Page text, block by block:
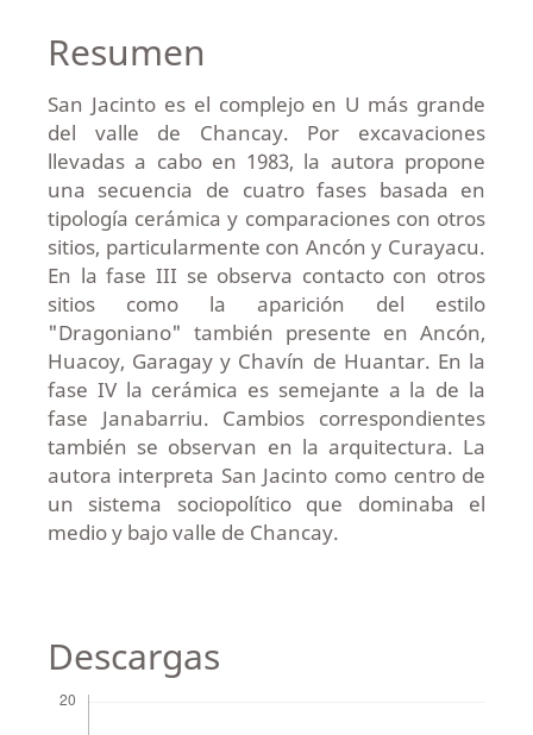
Resumen
San Jacinto es el complejo en U más grande
del valle de Chancay. Por excavaciones
llevadas a cabo en 1983, la autora propone
una secuencia de cuatro fases basada en
tipología cerámica y comparaciones con otros
sitios, particularmente con Ancón y Curayacu.
En la fase III se observa contacto con otros
sitios como la aparición del estilo
"Dragoniano" también presente en Ancón,
Huacoy, Garagay y Chavín de Huantar. En la
fase IV la cerámica es semejante a la de la
fase Janabarriu. Cambios correspondientes
también se observan en la arquitectura. La
autora interpreta San Jacinto como centro de
un sistema sociopolítico que dominaba el
medio y bajo valle de Chancay.
Descargas